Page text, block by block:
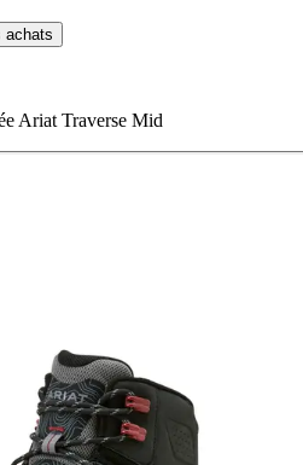
achats
Ariat Traverse Mid